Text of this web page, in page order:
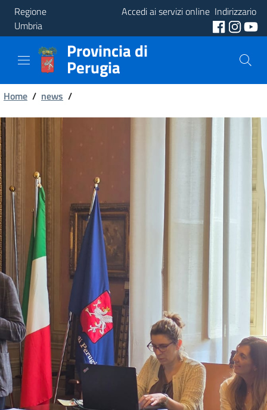
Regione
Umbria
Accedi ai servizi online Indirizzario
Provincia
Aree
Tematiche
Servizi
Provincia di
Perugia
Briciole
di
pane
Home / news /